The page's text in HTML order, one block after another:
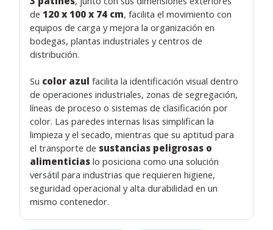
de 120 x 100 x 74 cm, facilita el movimiento con
equipos de carga y mejora la organización en
bodegas, plantas industriales y centros de
distribución.
Su color azul facilita la identificación visual dentro
de operaciones industriales, zonas de segregación,
líneas de proceso o sistemas de clasificación por
color. Las paredes internas lisas simplifican la
limpieza y el secado, mientras que su aptitud para
el transporte de sustancias peligrosas o
alimenticias lo posiciona como una solución
versátil para industrias que requieren higiene,
seguridad operacional y alta durabilidad en un
mismo contenedor.